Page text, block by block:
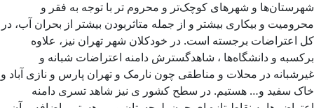
شهرستان‌ها و شهرهای کوچک‌تر و محروم تر با توجه به فقر و
محرومیت و بیکاری بیشتر و از جمله متاثربودن بیشتر از بحران آب، در
کل اعتراضات برجسته است. در خودکلان شهر تهران نیز، علاوه
برکسبه و دانشگا‌‌ه‌ها ، شاهدگسترش دامنه اعتراضات شبانه و
غیرشبانه در محلات و مناطقی چون نارمک و تهران پارس و نازی آباد و
خاک سفید و… هستیم. در سطح کشور ی نیز شاهد تسری ‌دامنه